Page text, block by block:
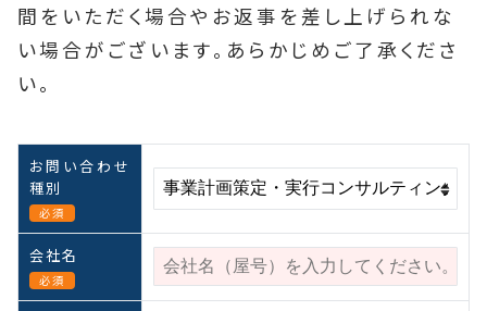
間をいただく場合やお返事を差し上げられな
い場合がございます。あらかじめご了承くださ
い。
お問い合わせ
種別
必須
会社名
必須